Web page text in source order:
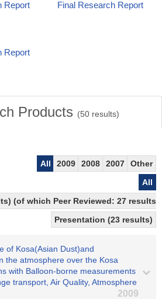
Report
Final Research Report
Report
Products (50results)
All 2009 2008 2007
Other
All
(of which Peer Reviewed: 27 results)
Presentation (23 results)
of Kosa(Asian Dust)and
the atmosphere over the Kosa
with Balloon-borne measurements
transport, Air Quality, Atmosphere
2009